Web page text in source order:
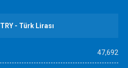
TRY - Türk Lirası
47,692